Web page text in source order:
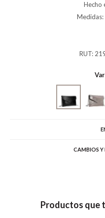
Hecho
Medidas:
RUT:
CAMBIOS Y
Productos que